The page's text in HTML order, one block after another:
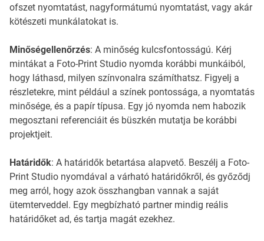
ofszet nyomtatást, nagyformátumú nyomtatást, vagy akár
kötészeti munkálatokat is.
Minőségellenőrzés: A minőség kulcsfontosságú. Kérj
mintákat a Foto-Print Studio nyomda korábbi munkáiból,
hogy láthasd, milyen színvonalra számíthatsz. Figyelj a
részletekre, mint például a színek pontossága, a nyomtatás
minősége, és a papír típusa. Egy jó nyomda nem habozik
megosztani referenciáit és büszkén mutatja be korábbi
projektjeit.
Határidők: A határidők betartása alapvető. Beszélj a Foto-
Print Studio nyomdával a várható határidőkről, és győződj
meg arról, hogy azok összhangban vannak a saját
ütemterveddel. Egy megbízható partner mindig reális
határidőket ad, és tartja magát ezekhez.